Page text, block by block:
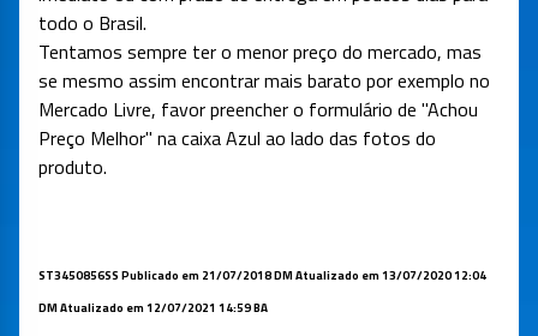
todo o Brasil.
Tentamos sempre ter o menor preço do mercado, mas
se mesmo assim encontrar mais barato por exemplo no
Mercado Livre, favor preencher o formulário de "Achou
Preço Melhor" na caixa Azul ao lado das fotos do
produto.
ST3450856SS Publicado em 21/07/2018 DM Atualizado em 13/07/2020 12:04
DM Atualizado em 12/07/2021 14:59 BA